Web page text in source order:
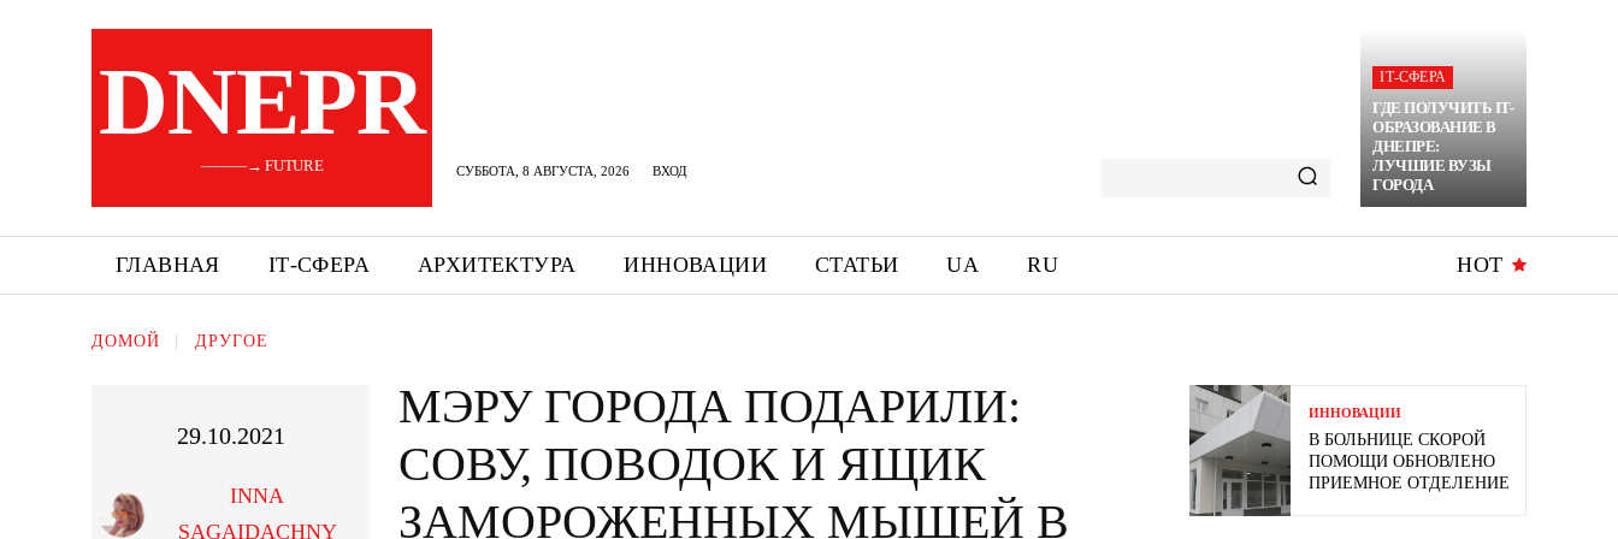
DNEPR
———→ FUTURE СУББОТА, 8 АВГУСТА, 2026 ВХОД
ІТ-СФЕРА
ГДЕ ПОЛУЧИТЬ IT-
ОБРАЗОВАНИЕ В
ДНЕПРЕ:
ЛУЧШИЕ ВУЗЫ
ГОРОДА
ГЛАВНАЯ ІТ-СФЕРА АРХИТЕКТУРА ИННОВАЦИИ СТАТЬИ UA RU HOT
ДОМОЙ ДРУГОЕ
29.10.2021
INNA
SAGAIDACHNY
МЭРУ ГОРОДА ПОДАРИЛИ:
СОВУ, ПОВОДОК И ЯЩИК
ЗАМОРОЖЕННЫХ МЫШЕЙ В
ИННОВАЦИИ
В БОЛЬНИЦЕ СКОРОЙ
ПОМОЩИ ОБНОВЛЕНО
ПРИЕМНОЕ ОТДЕЛЕНИЕ